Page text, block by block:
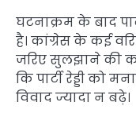
घटनाक्रम के बाद
है। कांग्रेस के कई
जरिए सुलझाने की
कि पार्टी रेड्डी को
विवाद ज्यादा न बढ़े।